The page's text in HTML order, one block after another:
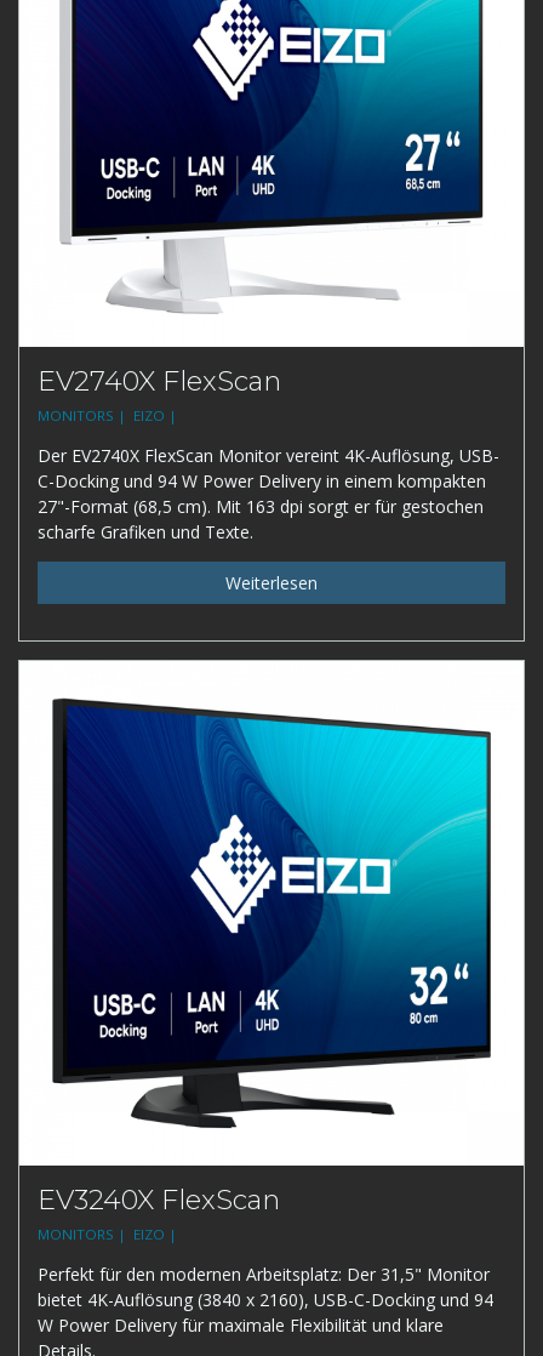
EV2740X FlexScan
MONITORS | EIZO |
Der EV2740X FlexScan Monitor vereint 4K-Auflösung, USB-
C-Docking und 94 W Power Delivery in einem kompakten
27"-Format (68,5 cm). Mit 163 dpi sorgt er für gestochen
scharfe Grafiken und Texte.
Weiterlesen
EV3240X FlexScan
MONITORS | EIZO |
Perfekt für den modernen Arbeitsplatz: Der 31,5" Monitor
bietet 4K-Auflösung (3840 x 2160), USB-C-Docking und 94
W Power Delivery für maximale Flexibilität und klare
Details.